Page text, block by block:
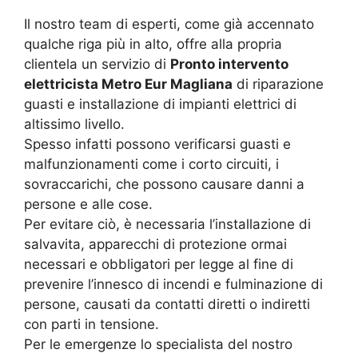
Il nostro team di esperti, come già accennato
qualche riga più in alto, offre alla propria
clientela un servizio di Pronto intervento
elettricista Metro Eur Magliana di riparazione
guasti e installazione di impianti elettrici di
altissimo livello.
Spesso infatti possono verificarsi guasti e
malfunzionamenti come i corto circuiti, i
sovraccarichi, che possono causare danni a
persone e alle cose.
Per evitare ciò, è necessaria l’installazione di
salvavita, apparecchi di protezione ormai
necessari e obbligatori per legge al fine di
prevenire l’innesco di incendi e fulminazione di
persone, causati da contatti diretti o indiretti
con parti in tensione.
Per le emergenze lo specialista del nostro